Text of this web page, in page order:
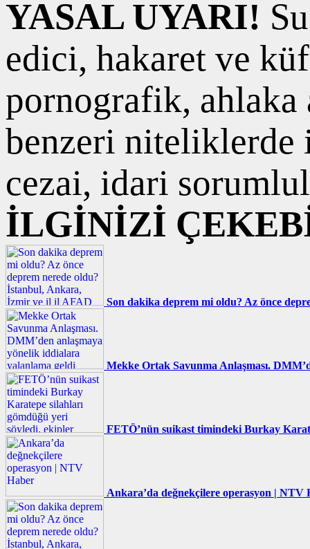
YASAL UYARI!
edici, hakaret ve
pornografik, ahlaka
benzeri niteliklerde
cezai, idari
İLGİNİZİ
Son dakika deprem mi oldu? Az önce
Mekke Ortak Savunma Anlaşması.
FETÖ’nün suikast timindeki Burkay
Ankara’da değnekçilere operasyon | NTV